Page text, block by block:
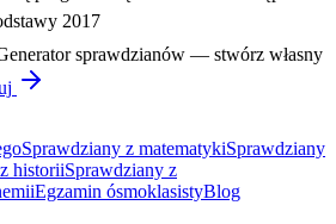
2017
sprawdzianów — stwórz własny
Sprawdziany z matematykiSprawdziany
historiiSprawdziany z
Egzamin ósmoklasistyBlog